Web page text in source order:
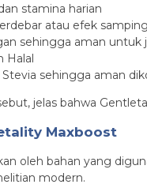
stamina harian
atau efek
sehingga aman untuk
Halal
sehingga aman
jelas bahwa
Maxboost
oleh bahan yang
modern.